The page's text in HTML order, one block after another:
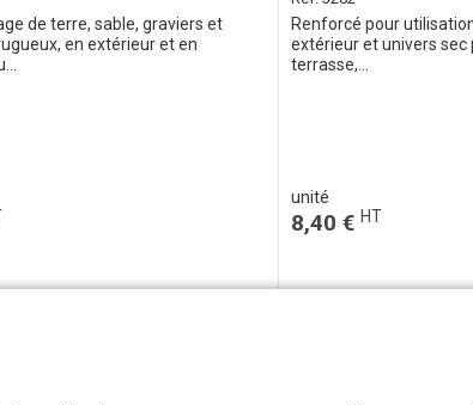
de terre, sable, graviers et
en extérieur et en
Renforcé pour
extérieur et univers sec
terrasse,...
unité
8,40 € HT